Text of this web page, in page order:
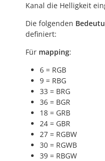
Kanal die Helligkeit
Die folgenden
definiert:
Für mapping:
6 = RGB
9 = RBG
33 = BRG
36 = BGR
18 = GRB
24 = GBR
27 = RGBW
30 = RGWB
39 = RBGW